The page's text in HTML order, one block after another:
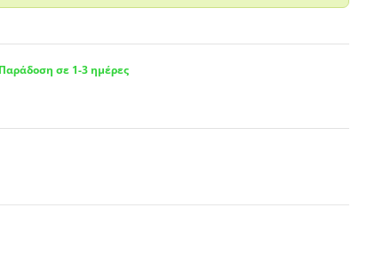
σε 1-3 ημέρες